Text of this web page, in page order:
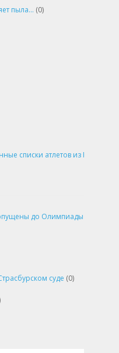
пыла… (0)
списки атлетов из России,
до Олимпиады
суде (0)